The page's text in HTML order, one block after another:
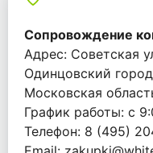
Сопровождение
Адрес: Советская
Одинцовский
Московская
График работы: с
Телефон: 8 (495)